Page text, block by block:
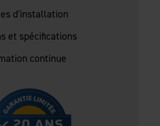
d'installation
et spécifications
continue